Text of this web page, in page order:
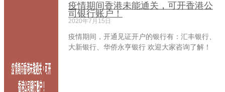
疫情期间香港未能通关，可开香港公
司银行账户！
2020年7月15日
疫情期间，开通见证开户的银行有：汇丰银行、
大新银行、华侨永亨银行 欢迎大家咨询了解！